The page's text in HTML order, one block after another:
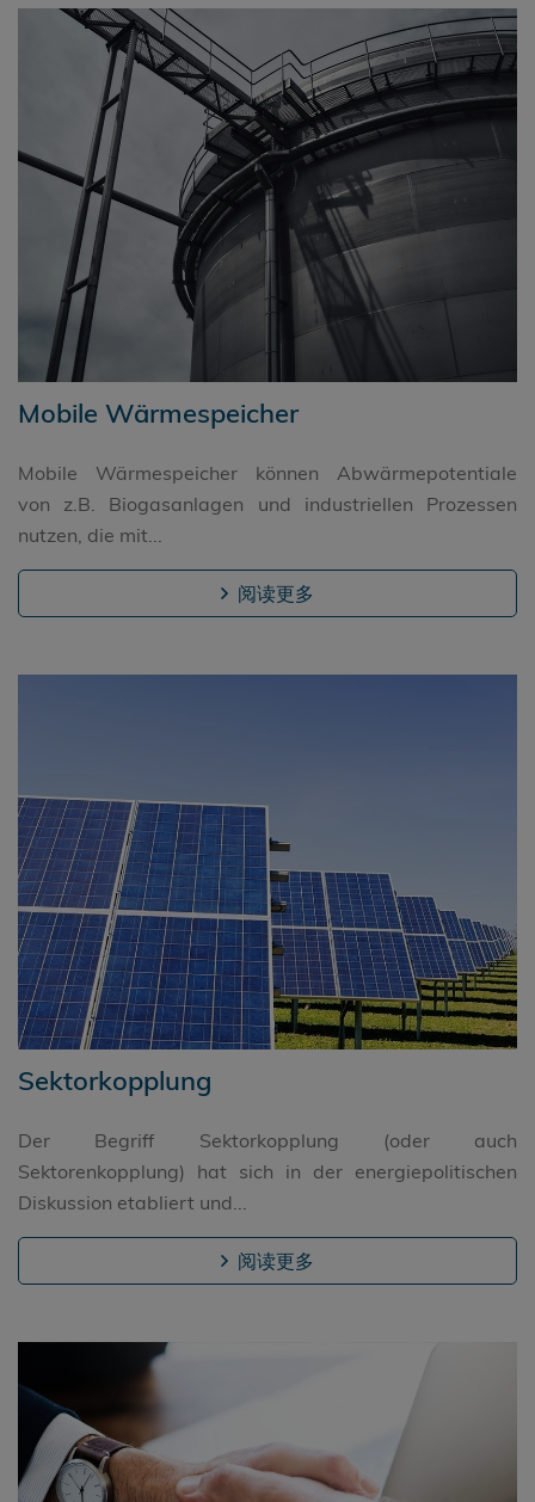
Mobile Wärmespeicher
Mobile Wärmespeicher können Abwärmepotentiale
von z.B. Biogasanlagen und industriellen Prozessen
nutzen, die mit...
阅读更多
Sektorkopplung
Der Begriff Sektorkopplung (oder auch
Sektorenkopplung) hat sich in der energiepolitischen
Diskussion etabliert und...
阅读更多